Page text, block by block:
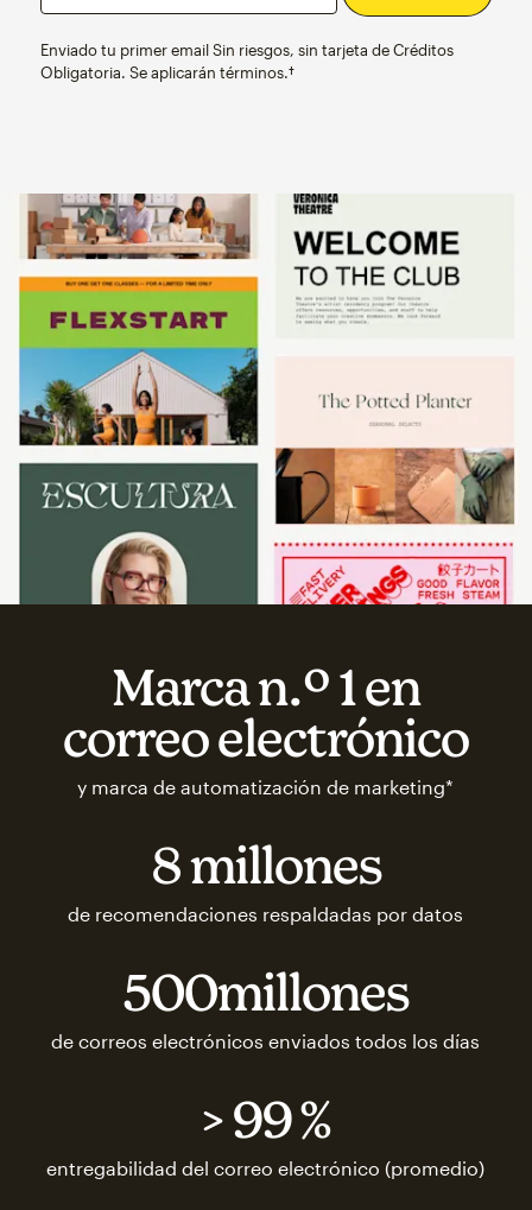
Enviado tu primer email Sin riesgos, sin tarjeta de Créditos
Obligatoria. Se aplicarán términos.†
Marca n.º 1 en
correo electrónico
y marca de automatización de marketing*
8 millones
de recomendaciones respaldadas por datos
500millones
de correos electrónicos enviados todos los días
> 99 %
entregabilidad del correo electrónico (promedio)